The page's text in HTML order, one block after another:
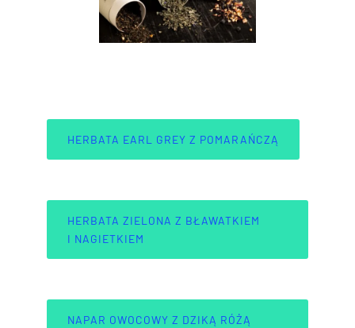
HERBATA EARL GREY Z POMARAŃCZĄ
HERBATA ZIELONA Z BŁAWATKIEM
I NAGIETKIEM
NAPAR OWOCOWY Z DZIKĄ RÓŻĄ